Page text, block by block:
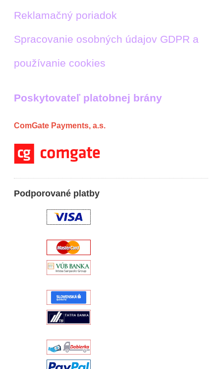
Reklamačný poriadok
Spracovanie osobných údajov GDPR a
používanie cookies
Poskytovateľ platobnej brány
ComGate Payments, a.s.
Podporované platby